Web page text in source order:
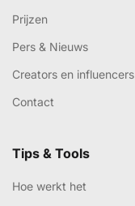
Prijzen
Pers & Nieuws
Creators en influencers
Contact
Tips & Tools
Hoe werkt het